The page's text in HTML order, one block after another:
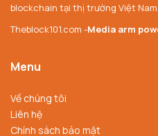
blockchain tại thị trường Việt Nam.
Theblock101.com -Media arm
Menu
Về chúng tôi
Liên hệ
Chính sách bảo mật